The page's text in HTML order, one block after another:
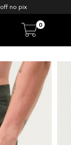
no pix
0